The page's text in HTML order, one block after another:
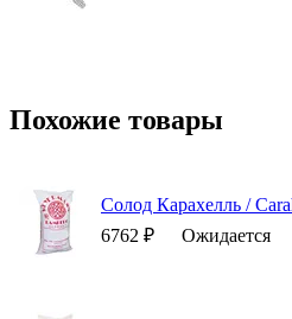
Похожие товары
Солод Карахелль /
6762 ₽
Ожидается